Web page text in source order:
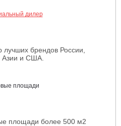
брендов России,
Азии и США.
площади более 500 м2